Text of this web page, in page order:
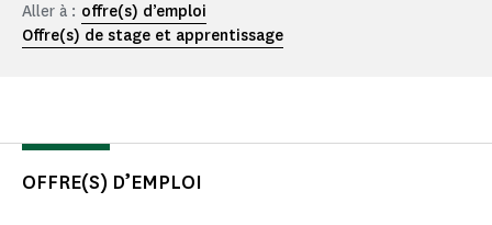
Aller à : offre(s) d’emploi
Offre(s) de stage et apprentissage
OFFRE(S) D’EMPLOI